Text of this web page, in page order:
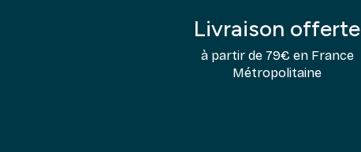
Livraison offerte
à partir de 79€ en France
Métropolitaine